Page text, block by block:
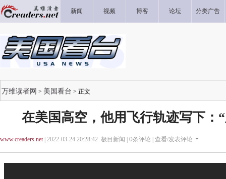
新闻 视频 博客 论坛 分类广告
万维读者网 > 美国看台 > 正文
在美国高空，他用飞行轨迹写下：
www.creaders.net| 2022-03-24 20:28:42 极目新闻 | 0条评论 | 查看/发表评论